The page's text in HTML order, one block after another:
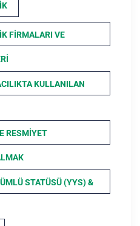
FIRMALARI VE
KULLANILAN
RESMIYET
STATÜSÜ (YYS) &